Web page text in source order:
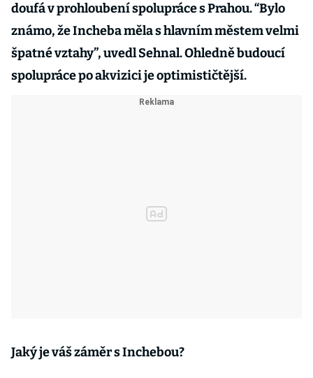
doufá v prohloubení spolupráce s Prahou. “Bylo
známo, že Incheba měla s hlavním městem velmi
špatné vztahy”, uvedl Sehnal. Ohledně budoucí
spolupráce po akvizici je optimističtější.
Jaký je váš záměr s Inchebou?